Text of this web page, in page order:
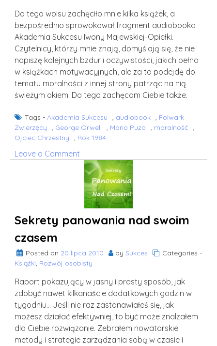
2
Do tego wpisu zachęciło mnie kilka książek, a
bezpośrednio sprowokował fragment audiobooka
Akademia Sukcesu Iwony Majewskiej-Opiełki.
Czytelnicy, którzy mnie znają, domyślają się, że nie
napiszę kolejnych bzdur i oczywistości, jakich pełno
w książkach motywacyjnych, ale za to podejdę do
tematu moralności z innej strony patrząc na nią
świeżym okiem. Do tego zachęcam Ciebie także.
Tags - Akademia Sukcesu , audiobook , Folwark
Zwierzęcy
, George Orwell , Mario Puzo , moralność ,
Ojciec Chrzestny
, Rok 1984
Leave a Comment
O
świeżym
trzeźwym
podejściu
do
1
Sekrety panowania nad swoim
czasem
Posted on 20 lipca 2010 by Sukces
Categories -
Książki, Rozwój osobisty
Raport pokazujący w jasny i prosty sposób, jak
zdobyć nawet kilkanaście dodatkowych godzin w
tygodniu… Jeśli nie raz zastanawiałeś się, jak
możesz działać efektywniej, to być może znalzałem
dla Ciebie rozwiązanie. Zebrałem nowatorskie
metody i strategie zarządzania sobą w czasie i